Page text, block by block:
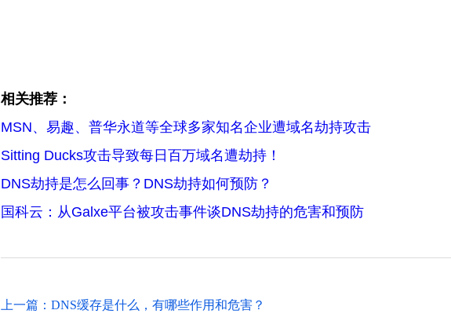
相关推荐：
MSN、易趣、普华永道等全球多家知名企业遭域名劫持攻击
Sitting Ducks攻击导致每日百万域名遭劫持！
DNS劫持是怎么回事？DNS劫持如何预防？
国科云：从Galxe平台被攻击事件谈DNS劫持的危害和预防
上一篇：DNS缓存是什么，有哪些作用和危害？